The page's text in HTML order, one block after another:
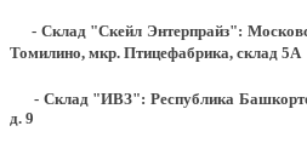
- Склад "Скейл Энтерпрайз":
Томилино, мкр. Птицефабрика, склад 5А
- Склад "ИВЗ": Республика
д. 9